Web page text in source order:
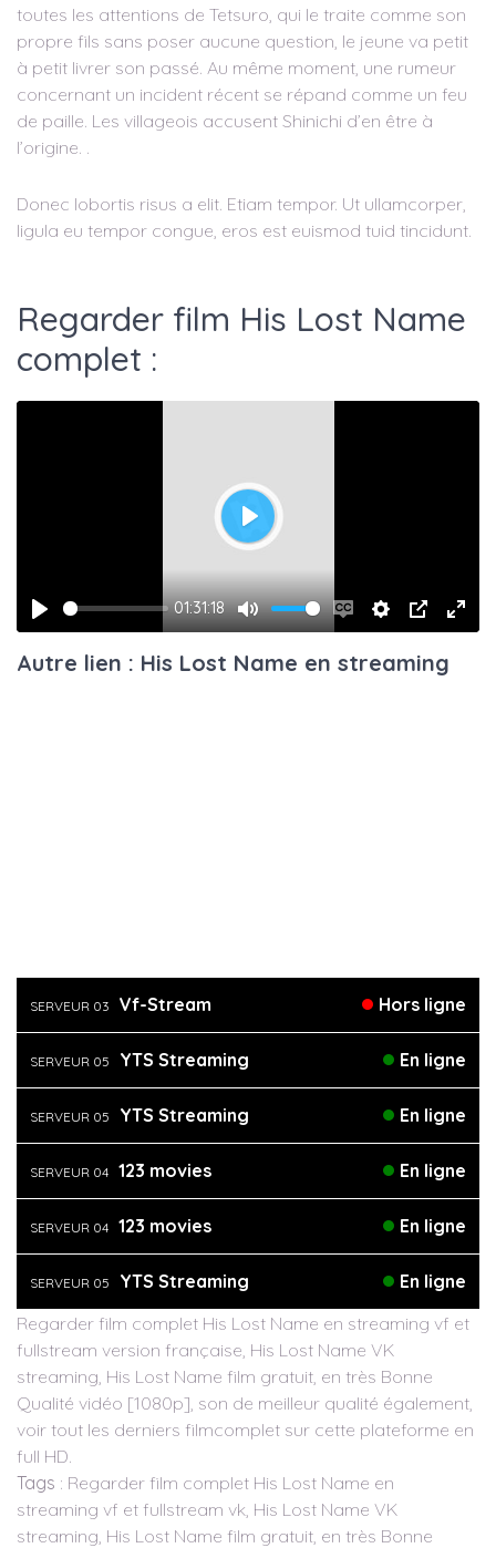
toutes les attentions de Tetsuro, qui le traite comme son
propre fils sans poser aucune question, le jeune va petit
à petit livrer son passé. Au même moment, une rumeur
concernant un incident récent se répand comme un feu
de paille. Les villageois accusent Shinichi d’en être à
l’origine. .
Donec lobortis risus a elit. Etiam tempor. Ut ullamcorper,
ligula eu tempor congue, eros est euismod tuid tincidunt.
Regarder film His Lost Name
complet :
Play
01:31:18
Mute
Enable
captions
Settings
PIP
Play
Autre lien : His Lost Name en streaming
SERVEUR 03 Vf-Stream Hors ligne
SERVEUR 05 YTS Streaming En ligne
SERVEUR 05 YTS Streaming En ligne
SERVEUR 04 123 movies En ligne
SERVEUR 04 123 movies En ligne
SERVEUR 05 YTS Streaming
En ligne
Regarder film complet His Lost Name en streaming vf et
fullstream version française, His Lost Name VK
streaming, His Lost Name film gratuit, en très Bonne
Qualité vidéo [1080p], son de meilleur qualité également,
voir tout les derniers filmcomplet sur cette plateforme en
full HD.
Tags : Regarder film complet His Lost Name en
streaming vf et fullstream vk, His Lost Name VK
streaming, His Lost Name film gratuit, en très Bonne